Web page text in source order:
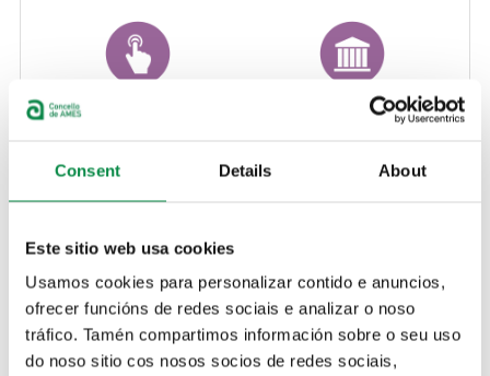
Consent Details About
Este sitio web usa cookies
Usamos cookies para personalizar contido e anuncios,
ofrecer funcións de redes sociais e analizar o noso
tráfico. Tamén compartimos información sobre o seu uso
do noso sitio cos nosos socios de redes sociais,
Perfil del contratante Sede electrónica
Solicitud de plaza en las Escuelas infantiles municipales